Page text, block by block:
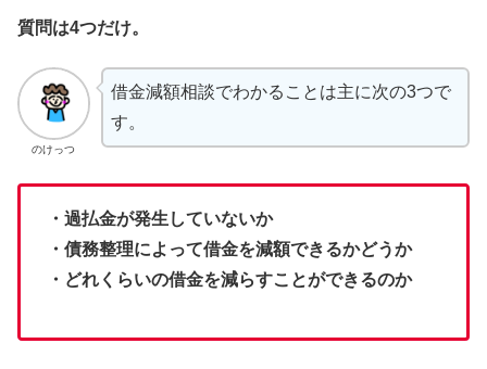
質問は4つだけ。
のけっつ
借金減額相談でわかることは主に次の3つで
す。
・過払金が発生していないか
・債務整理によって借金を減額できるかどうか
・どれくらいの借金を減らすことができるのか